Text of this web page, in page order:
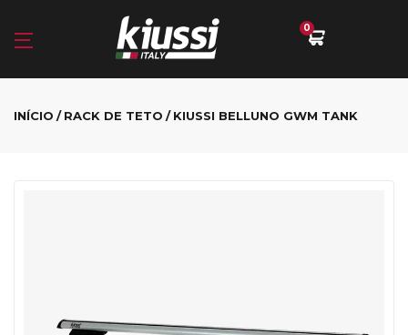
0
INÍCIO RACK DE TETO KIUSSI BELLUNO GWM TANK